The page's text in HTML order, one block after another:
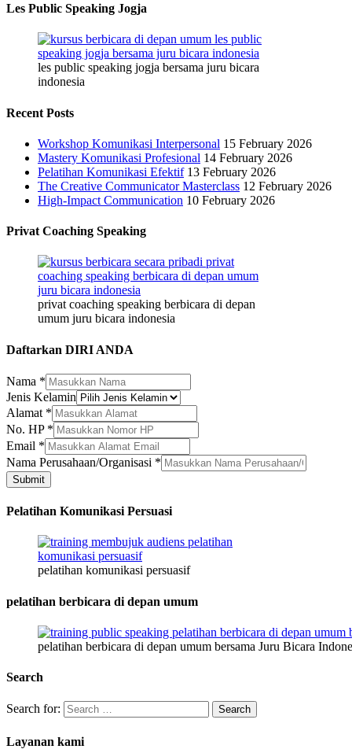
Les Public Speaking Jogja
les public speaking jogja bersama juru bicara
indonesia
Recent Posts
Workshop Komunikasi Interpersonal 15 February 2026
Mastery Komunikasi Profesional 14 February 2026
Pelatihan Komunikasi Efektif 13 February 2026
The Creative Communicator Masterclass 12 February 2026
High-Impact Communication 10 February 2026
Privat Coaching Speaking
privat coaching speaking berbicara di depan
umum juru bicara indonesia
Daftarkan DIRI ANDA
Nama *
Jenis Kelamin
Alamat *
No. HP *
Email *
Kelamin
Email
HP
Nama Perusahaan/Organisasi *
Submit
Pelatihan Komunikasi Persuasi
pelatihan komunikasi persuasif
pelatihan berbicara di depan umum
pelatihan berbicara di depan umum bersama Juru Bicara
Search
Search for:
Layanan kami